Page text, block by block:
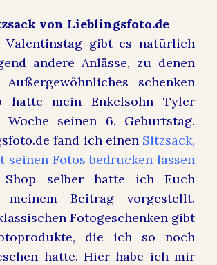
von Lieblingsfoto.de
Valentinstag gibt es natürlich
andere Anlässe, zu denen
schenken
hatte mein Enkelsohn Tyler
Woche seinen 6. Geburtstag.
fand ich einen Sitzsack,
seinen Fotos bedrucken lassen
selber hatte ich Euch
Beitrag vorgestellt.
Fotogeschenken gibt
die ich so noch
hatte. Hier habe ich mir